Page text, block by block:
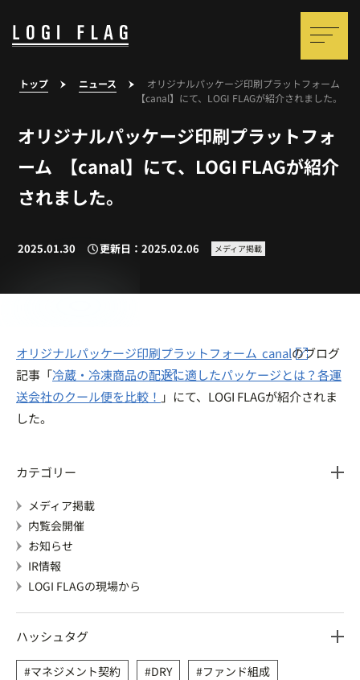
トップ ニュース
オリジナルパッケージ印刷プラットフォーム
【canal】にて、LOGI FLAGが紹介されました。
オリジナルパッケージ印刷プラットフォ
ーム 【canal】にて、LOGI FLAGが紹介
されました。
2025.01.30 更新日：2025.02.06 メディア掲載
オリジナルパッケージ印刷プラットフォーム canalのブログ
記事「冷蔵・冷凍商品の配送に適したパッケージとは？各運
送会社のクール便を比較！ 」にて、LOGI FLAGが紹介されま
した。
カテゴリー
メディア掲載
内覧会開催
お知らせ
IR情報
LOGI FLAGの現場から
ハッシュタグ
マネジメント契約 DRY
ファンド組成